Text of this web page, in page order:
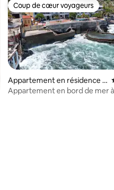
sur la base de 298
Coup de cœur voyageurs
Coup de cœur voyageurs
Appartement en résidence ⋅
La Libertad, El Salvador
Appartement en bord de mer